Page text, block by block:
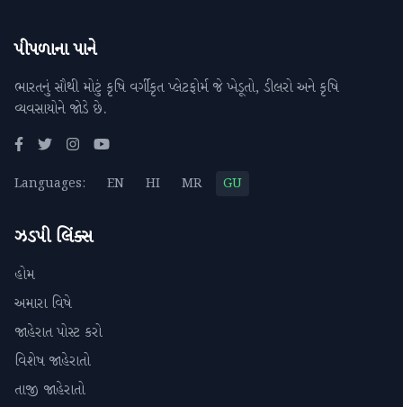
પીપળાના પાને
ભારતનું સૌથી મોટું કૃષિ વર્ગીકૃત પ્લેટફોર્મ જે ખેડૂતો, ડીલરો અને કૃષિ
વ્યવસાયોને જોડે છે.
Languages: EN HI MR GU
ઝડપી લિંક્સ
હોમ
અમારા વિષે
જાહેરાત પોસ્ટ કરો
વિશેષ જાહેરાતો
તાજી જાહેરાતો